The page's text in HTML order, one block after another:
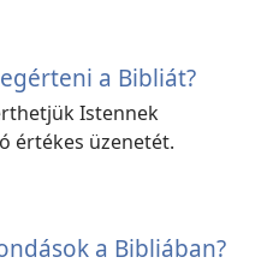
a Bibliát?
Istennek
értékes üzenetét.
a Bibliában?